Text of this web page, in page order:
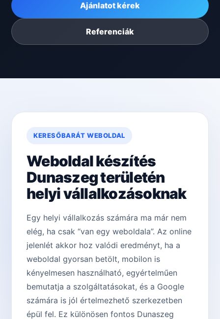
Ajánlatot kérek
Referenciák
KERESŐBARÁT WEBOLDAL
Weboldal készítés
Dunaszeg területén
helyi vállalkozásoknak
Egy helyi vállalkozás számára ma már nem
elég, ha csak “van egy weboldala”. Az online
jelenlét akkor hoz valódi eredményt, ha a
weboldal gyorsan betölt, mobilon is
kényelmesen használható, egyértelműen
bemutatja a szolgáltatásokat, és a Google
számára is jól értelmezhető szerkezetben
épül fel. Ez különösen fontos Dunaszeg